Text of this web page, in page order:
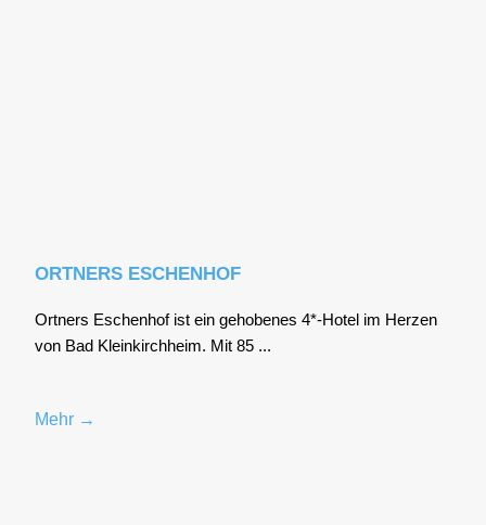
ORTNERS ESCHENHOF
Ort­ners Eschen­hof ist ein geho­be­nes 4*-Hotel im Her­zen
von Bad Klein­kirch­heim. Mit 85 ...
Mehr →